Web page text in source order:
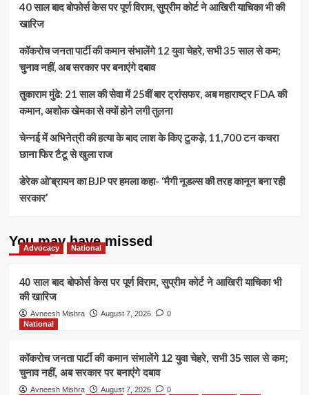
40 साल बाद बोफोर्स केस पर पूर्ण विराम, सुप्रीम कोर्ट ने आखिरी याचिका भी की
खारिज
कॉकरोच जनता पार्टी की कमान संभालेंगे 12 युवा चेहरे, सभी 35 साल से कम;
चुनाव नहीं, अब सरकार पर बनाएंगे दबाव
तुकाराम मुंढे: 21 साल की सेवा में 25वीं बार ट्रांसफर, अब महाराष्ट्र FDA की
कमान, अशोक खेमका से क्यों होने लगी तुलना
चेन्नई में अभिनेत्री की हत्या के बाद लाश के किए टुकड़े, 11,700 टन कचरा
छाना फिर टैटू से खुला राज
डेरेक ओ’ब्रायन का BJP पर हमला कहा- ‘मैगी नूडल्स की तरह कानून बना रही
सरकार’
You may have missed
Advocacy National
40 साल बाद बोफोर्स केस पर पूर्ण विराम, सुप्रीम कोर्ट ने आखिरी याचिका भी
की खारिज
Avneesh Mishra August 7, 2026
0
National
कॉकरोच जनता पार्टी की कमान संभालेंगे 12 युवा चेहरे, सभी 35 साल से कम;
चुनाव नहीं, अब सरकार पर बनाएंगे दबाव
Avneesh Mishra August 7, 2026
0